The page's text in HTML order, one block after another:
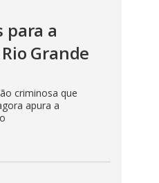
para a
Grande
criminosa que
apura a